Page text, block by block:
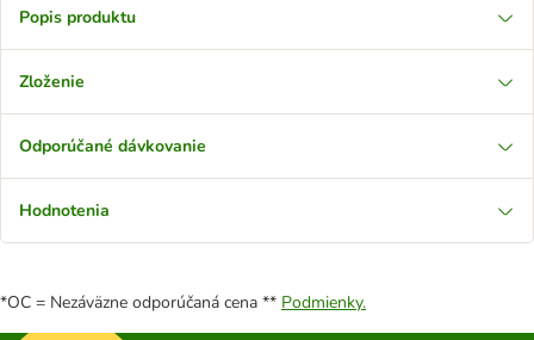
Popis produktu
Zloženie
Odporúčané dávkovanie
Hodnotenia
*OC = Nezáväzne odporúčaná cena ** Podmienky.